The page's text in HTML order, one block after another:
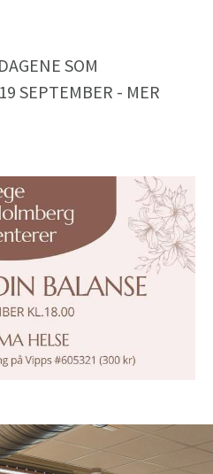
SOM
SEPTEMBER - MER